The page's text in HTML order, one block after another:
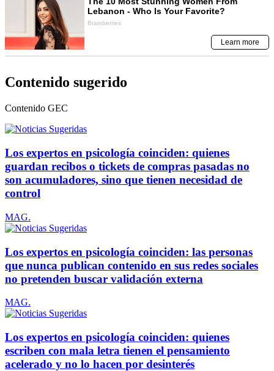
Contenido sugerido
Contenido GEC
Los expertos en psicología coinciden: quienes
guardan recibos o tickets de compras pasadas no
son acumuladores, sino que tienen necesidad de
control
MAG.
Los expertos en psicología coinciden: las personas
que nunca publican contenido en sus redes sociales
no pretenden buscar validación externa
MAG.
Los expertos en psicología coinciden: quienes
escriben con mala letra tienen el pensamiento
acelerado y no lo hacen por desinterés